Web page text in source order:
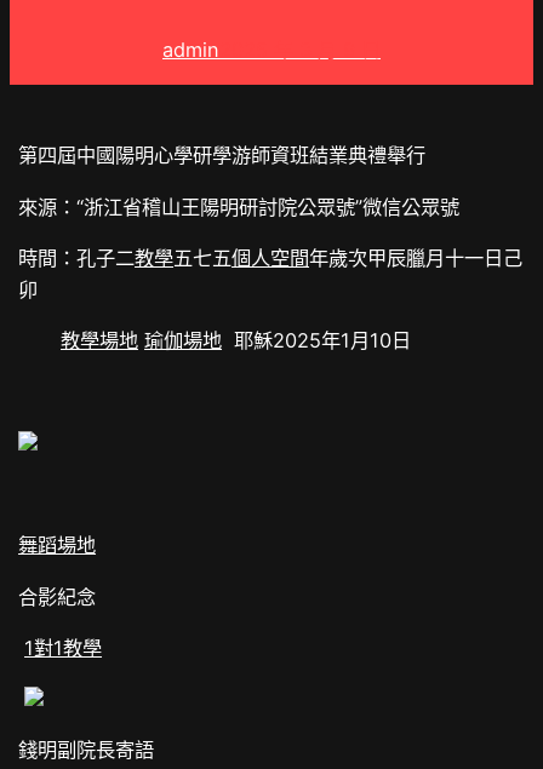
admin
第四屆中國陽明心學研學游師資班結業典禮舉行
來源：“浙江省稽山王陽明研討院公眾號”微信公眾號
時間：孔子二教學五七五個人空間年歲次甲辰臘月十一日己
卯
教學場地 瑜伽場地 耶穌2025年1月10日
舞蹈場地
合影紀念
1對1教學
錢明副院長寄語